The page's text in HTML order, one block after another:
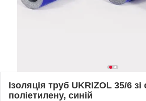
Ізоляція труб UKRIZOL 35/6 зі
поліетилену, синій